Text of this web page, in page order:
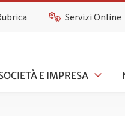
Servizi Online
E IMPRESA